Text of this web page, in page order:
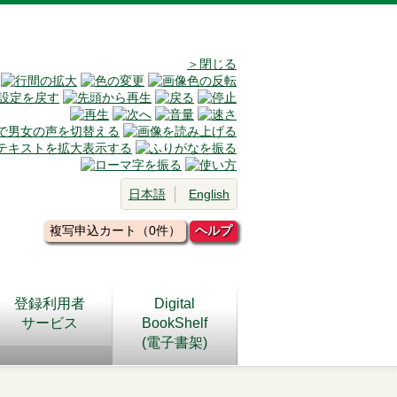
＞閉じる
日本語 English
複写申込カート（0件） ヘルプ
登録利用者
サービス
Digital
BookShelf
(電子書架)